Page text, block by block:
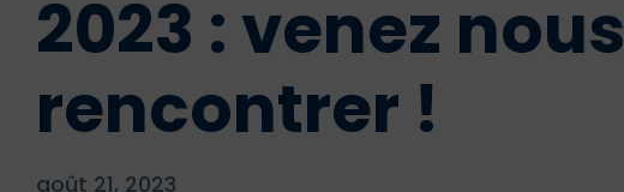
2023 : venez nous
rencontrer !
août 21, 2023